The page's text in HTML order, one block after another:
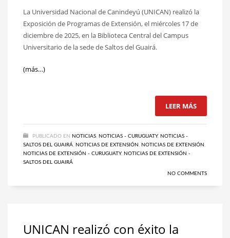
La Universidad Nacional de Canindeyú (UNICAN) realizó la
Exposición de Programas de Extensión, el miércoles 17 de
diciembre de 2025, en la Biblioteca Central del Campus
Universitario de la sede de Saltos del Guairá.
(más…)
LEER MÁS
PUBLICADO EN NOTICIAS NOTICIAS - CURUGUATY, NOTICIAS -
SALTOS DEL GUAIRÁ NOTICIAS DE EXTENSIÓN NOTICIAS DE EXTENSIÓN
NOTICIAS DE EXTENSIÓN - CURUGUATY, NOTICIAS DE EXTENSIÓN -
SALTOS DEL GUAIRÁ
NO COMMENTS
UNICAN realizó con éxito la